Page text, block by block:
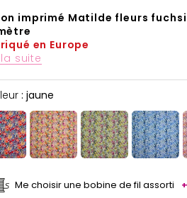
imprimé Matilde fleurs
en Europe
suite
: jaune
Me choisir une bobine de fil assorti